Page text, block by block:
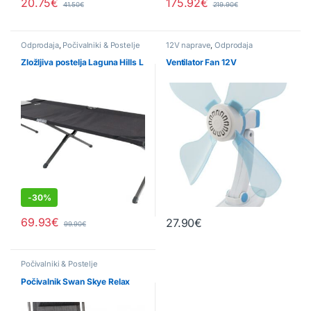
20.75€ 41.50€ 175.92€ 219.90€
Odprodaja, Počivalniki & Postelje
Zložljiva postelja Laguna Hills L
-30%
69.93€ 99.90€
12V naprave,Odprodaja
Ventilator Fan 12V
27.90€
Počivalniki & Postelje
Počivalnik Swan Skye Relax